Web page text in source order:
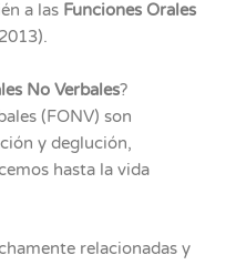
a las Funciones Orales
No Verbales?
(FONV) son
y deglución,
hasta la vida
relacionadas y